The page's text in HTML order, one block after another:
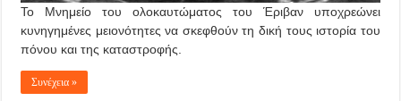
Το Μνημείο του ολοκαυτώματος του Έριβαν υποχρεώνει
κυνηγημένες μειονότητες να σκεφθούν τη δική τους ιστορία του
πόνου και της καταστροφής.
Συνέχεια »